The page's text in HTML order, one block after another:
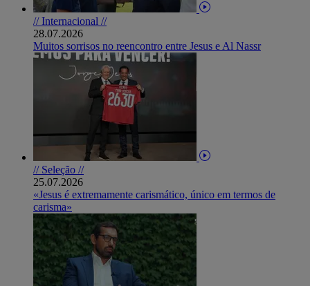
// Internacional //
28.07.2026
Muitos sorrisos no reencontro entre Jesus e Al Nassr
// Seleção //
25.07.2026
«Jesus é extremamente carismático, único em termos de
carisma»